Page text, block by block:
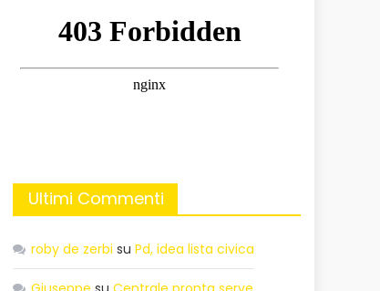
Ultimi Commenti
roby de zerbi suPd, idea lista civica